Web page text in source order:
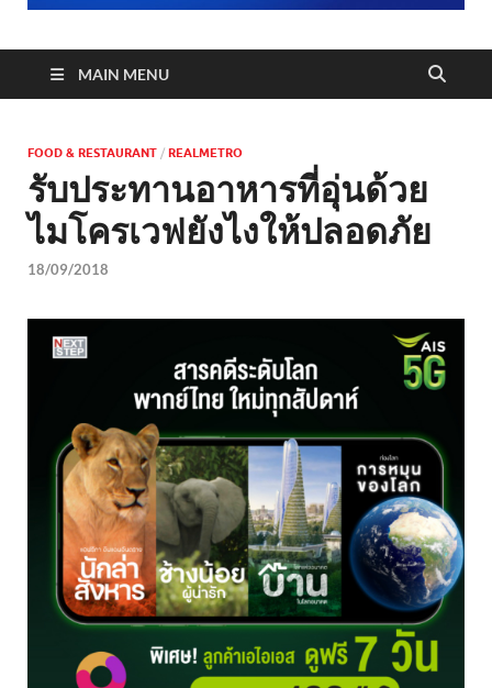
MAIN MENU
FOOD & RESTAURANT / REALMETRO
รับประทานอาหารที่อุ่นด้วย
ไมโครเวฟยังไงให้ปลอดภัย
18/09/2018